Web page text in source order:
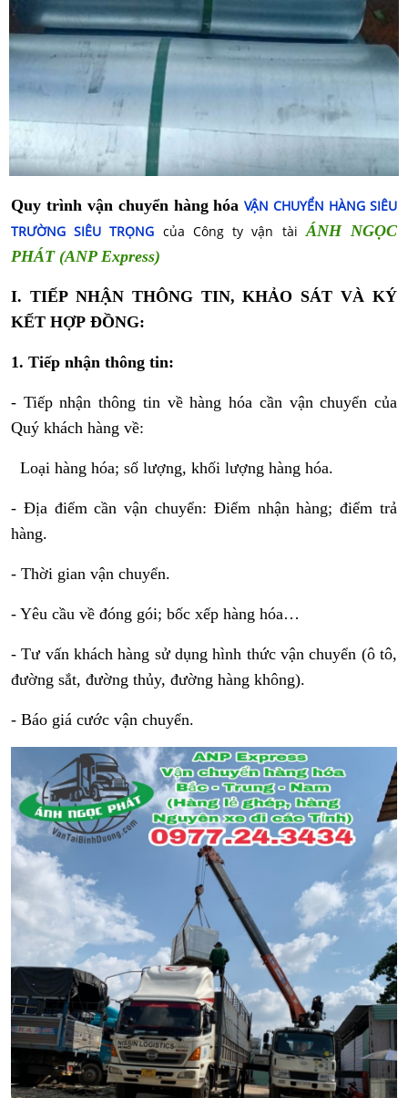
Quy trình vận chuyển hàng hóaVẬN CHUYỂN HÀNG SIÊU
TRƯỜNG SIÊU TRỌNG của Công ty vận tàiÁNH NGỌC
PHÁT (ANP Express)
I. TIẾP NHẬN THÔNG TIN, KHẢO SÁT VÀ KÝ
KẾT HỢP ĐỒNG:
1. Tiếp nhận thông tin:
- Tiếp nhận thông tin về hàng hóa cần vận chuyển của
Quý khách hàng về:
Loại hàng hóa; số lượng, khối lượng hàng hóa.
- Địa điểm cần vận chuyển: Điểm nhận hàng; điểm trả
hàng.
- Thời gian vận chuyển.
- Yêu cầu về đóng gói; bốc xếp hàng hóa…
- Tư vấn khách hàng sử dụng hình thức vận chuyển (ô tô,
đường sắt, đường thủy, đường hàng không).
- Báo giá cước vận chuyển.